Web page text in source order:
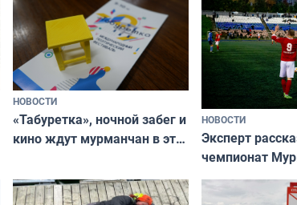
НОВОСТИ
«Табуретка», ночной забег и
кино ждут мурманчан в эти
НОВОСТИ
Эксперт
чемпионат
области по
незамеченным